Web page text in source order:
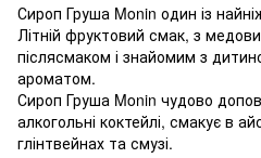
Сироп Груша Monin один із
Літній фруктовий смак, з
післясмаком і знайомим з
ароматом.
Сироп Груша Monin чудово
алкогольні коктейлі, смакує в
глінтвейнах та смузі.